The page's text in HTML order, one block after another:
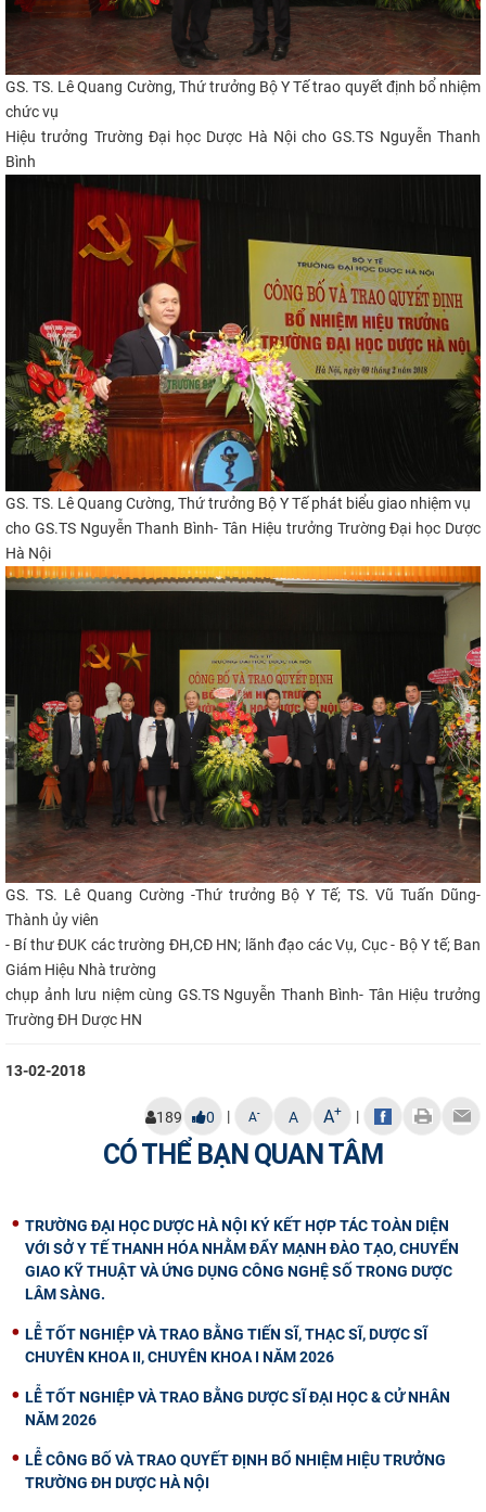
GS. TS. Lê Quang Cường, Thứ trưởng Bộ Y Tế trao quyết định bổ nhiệm
chức vụ
Hiệu trưởng Trường Đại học Dược Hà Nội cho GS.TS Nguyễn Thanh
Bình
GS. TS. Lê Quang Cường, Thứ trưởng Bộ Y Tế phát biểu giao nhiệm vụ
cho GS.TSNguyễn Thanh Bình- Tân Hiệu trưởng Trường Đại học Dược
Hà Nội
GS. TS. Lê Quang Cường -Thứ trưởng Bộ Y Tế;TS. Vũ Tuấn Dũng-
Thành ủy viên
- Bí thư ĐUK các trường ĐH,CĐ HN; lãnh đạo các Vụ, Cục - Bộ Y tế; Ban
Giám Hiệu Nhà trường
chụp ảnh lưu niệm cùng GS.TS Nguyễn Thanh Bình- Tân Hiệu trưởng
Trường ĐH Dược HN
13-02-2018
189 0 | A- A A+ |
CÓ THỂ BẠN QUAN TÂM
TRƯỜNG ĐẠI HỌC DƯỢC HÀ NỘI KÝ KẾT HỢP TÁC TOÀN DIỆN
VỚI SỞ Y TẾ THANH HÓA NHẰM ĐẨY MẠNH ĐÀO TẠO, CHUYỂN
GIAO KỸ THUẬT VÀ ỨNG DỤNG CÔNG NGHỆ SỐ TRONG DƯỢC
LÂM SÀNG.
LỄ TỐT NGHIỆP VÀ TRAO BẰNG TIẾN SĨ, THẠC SĨ, DƯỢC SĨ
CHUYÊN KHOA II, CHUYÊN KHOA I NĂM 2026
LỄ TỐT NGHIỆP VÀ TRAO BẰNG DƯỢC SĨ ĐẠI HỌC & CỬ NHÂN
NĂM 2026
LỄ CÔNG BỐ VÀ TRAO QUYẾT ĐỊNH BỔ NHIỆM HIỆU TRƯỞNG
TRƯỜNG ĐH DƯỢC HÀ NỘI